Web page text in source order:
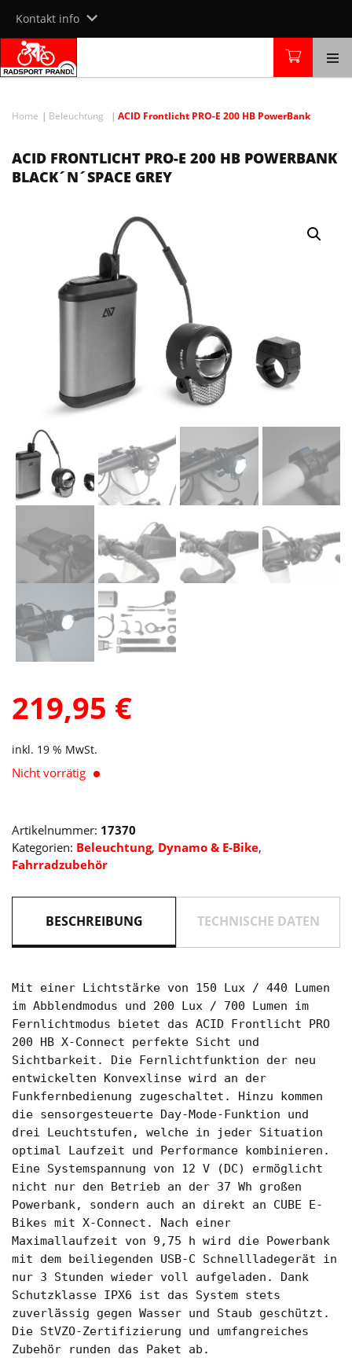
content
Kontakt info
Home Beleuchtung ACID Frontlicht PRO-E 200 HB PowerBank
ACID FRONTLICHT PRO-E 200 HB POWERBANK
BLACK´N´SPACE GREY
219,95 €
inkl. 19 % MwSt.
Nicht vorrätig
Artikelnummer: 17370
Kategorien: Beleuchtung, Dynamo & E-Bike,
Fahrradzubehör
BESCHREIBUNG TECHNISCHE DATEN
Mit einer Lichtstärke von 150 Lux / 440 Lumen
im Abblendmodus und 200 Lux / 700 Lumen im
Fernlichtmodus bietet das ACID Frontlicht PRO
200 HB X-Connect perfekte Sicht und
Sichtbarkeit. Die Fernlichtfunktion der neu
entwickelten Konvexlinse wird an der
Funkfernbedienung zugeschaltet. Hinzu kommen
die sensorgesteuerte Day-Mode-Funktion und
drei Leuchtstufen, welche in jeder Situation
optimal Laufzeit und Performance kombinieren.
Eine Systemspannung von 12 V (DC) ermöglicht
nicht nur den Betrieb an der 37 Wh großen
Powerbank, sondern auch an direkt an CUBE E-
Bikes mit X-Connect. Nach einer
Maximallaufzeit von 9,75 h wird die Powerbank
mit dem beiliegenden USB-C Schnellladegerät in
nur 3 Stunden wieder voll aufgeladen. Dank
Schutzklasse IPX6 ist das System stets
zuverlässig gegen Wasser und Staub geschützt.
Die StVZO-Zertifizierung und umfangreiches
Zubehör runden das Paket ab.